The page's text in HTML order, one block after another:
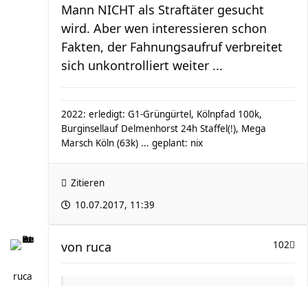
Mann NICHT als Straftäter gesucht
wird. Aber wen interessieren schon
Fakten, der Fahnungsaufruf verbreitet
sich unkontrolliert weiter ...
2022: erledigt: G1-Grüngürtel, Kölnpfad 100k,
Burginsellauf Delmenhorst 24h Staffel(!), Mega
Marsch Köln (63k) ... geplant: nix
Zitieren
10.07.2017, 11:39
ruca
102
von ruca